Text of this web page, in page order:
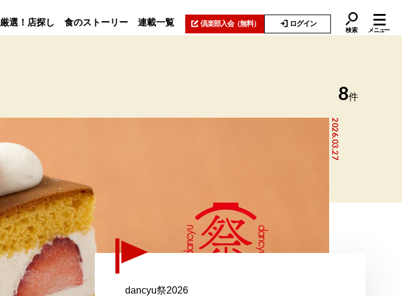
厳選！店探し 食のストーリー 連載一覧 倶楽部入会（無料） ログイン
検索 メニュー
8件
2026.03.27
dancyu祭2026